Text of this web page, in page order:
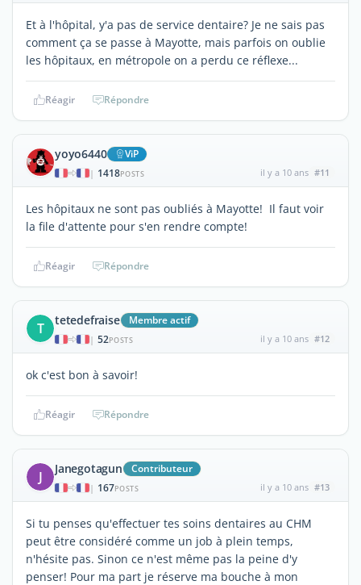
Et à l'hôpital, y'a pas de service dentaire? Je ne sais pas
comment ça se passe à Mayotte, mais parfois on oublie
les hôpitaux, en métropole on a perdu ce réflexe...
Réagir Répondre
yoyo6440 ViP
| 1418POSTS il y a 10 ans #11
Les hôpitaux ne sont pas oubliés à Mayotte! Il faut voir
la file d'attente pour s'en rendre compte!
Réagir Répondre
T tetedefraise Membre actif
| 52POSTS il y a 10 ans #12
ok c'est bon à savoir!
Réagir Répondre
J Janegotagun Contributeur
| 167POSTS il y a 10 ans #13
Si tu penses qu'effectuer tes soins dentaires au CHM
peut être considéré comme un job à plein temps,
n'hésite pas. Sinon ce n'est même pas la peine d'y
penser! Pour ma part je réserve ma bouche à mon